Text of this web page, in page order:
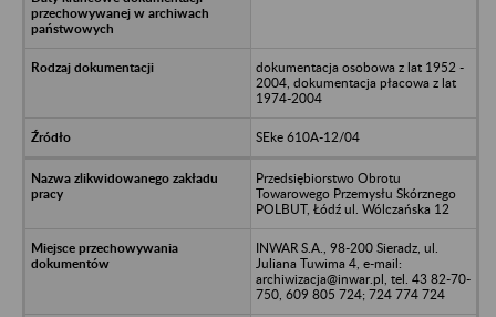
dokumentacja osobowa z lat 1952 -
2004, dokumentacja płacowa z lat
1974-2004
SEke 610A-12/04
Przedsiębiorstwo Obrotu
Towarowego Przemysłu Skórznego
POLBUT, Łódź ul. Wólczańska 12
INWAR S.A., 98-200 Sieradz, ul.
Juliana Tuwima 4, e-mail:
archiwizacja@inwar.pl, tel. 43 82-70-
750, 609 805 724; 724 774 724